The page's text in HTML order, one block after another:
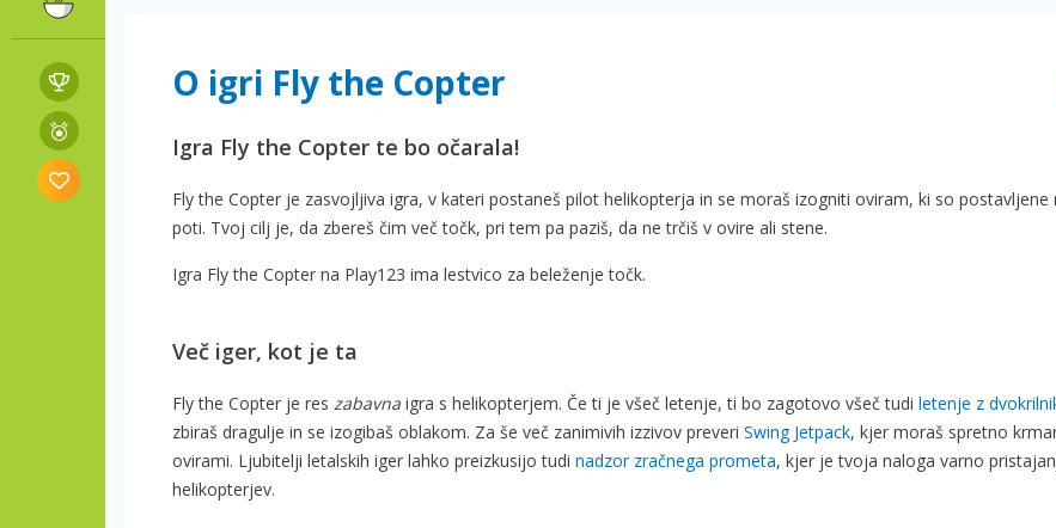
O igri Fly the Copter
Igra Fly the Copter te bo očarala!
Fly the Copter je zasvojljiva igra, v kateri postaneš pilot helikopterja in se moraš izogniti oviram, ki so postavljene
poti. Tvoj cilj je, da zbereš čim več točk, pri tem pa paziš, da ne trčiš v ovire ali stene.
Igra Fly the Copter na Play123 ima lestvico za beleženje točk.
Več iger, kot je ta
Fly the Copter je res zabavna igra s helikopterjem. Če ti je všeč letenje, ti bo zagotovo všeč tudi letenje z
zbiraš dragulje in se izogibaš oblakom. Za še več zanimivih izzivov preveri Swing Jetpack, kjer moraš spretno
ovirami. Ljubitelji letalskih iger lahko preizkusijo tudi nadzor zračnega prometa, kjer je tvoja naloga varno
helikopterjev.